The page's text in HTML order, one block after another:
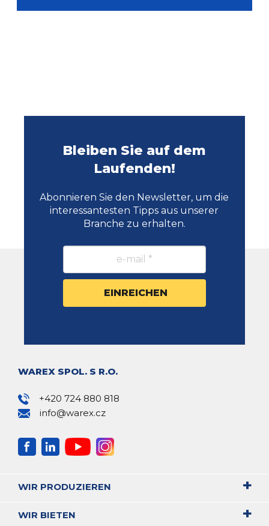
Bleiben Sie auf dem
Laufenden!
Abonnieren Sie den Newsletter, um die
interessantesten Tipps aus unserer
Branche zu erhalten.
WAREX SPOL. S R.O.
+420 724 880 818
info@warex.cz
WIR PRODUZIEREN
WIR BIETEN